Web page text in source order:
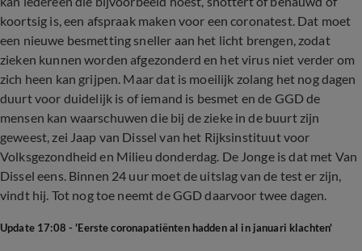
koortsig is, een afspraak maken voor een coronatest. Dat moet
een nieuwe besmetting sneller aan het licht brengen, zodat
zieken kunnen worden afgezonderd en het virus niet verder om
zich heen kan grijpen. Maar dat is moeilijk zolang het nog dagen
duurt voor duidelijk is of iemand is besmet en de GGD de
mensen kan waarschuwen die bij de zieke in de buurt zijn
geweest, zei Jaap van Dissel van het Rijksinstituut voor
Volksgezondheid en Milieu donderdag. De Jonge is dat met Van
Dissel eens. Binnen 24 uur moet de uitslag van de test er zijn,
vindt hij. Tot nog toe neemt de GGD daarvoor twee dagen.
Update 17:08 - 'Eerste coronapatiënten hadden al in januari klachten'